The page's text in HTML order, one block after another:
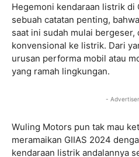
Hegemoni kendaraan listrik di
sebuah catatan penting,
saat ini sudah mulai bergeser,
konvensional ke listrik. Dari
urusan performa mobil atau
yang ramah lingkungan.
-
Wuling Motors pun tak mau
meramaikan GIIAS 2024
kendaraan listrik andalannya